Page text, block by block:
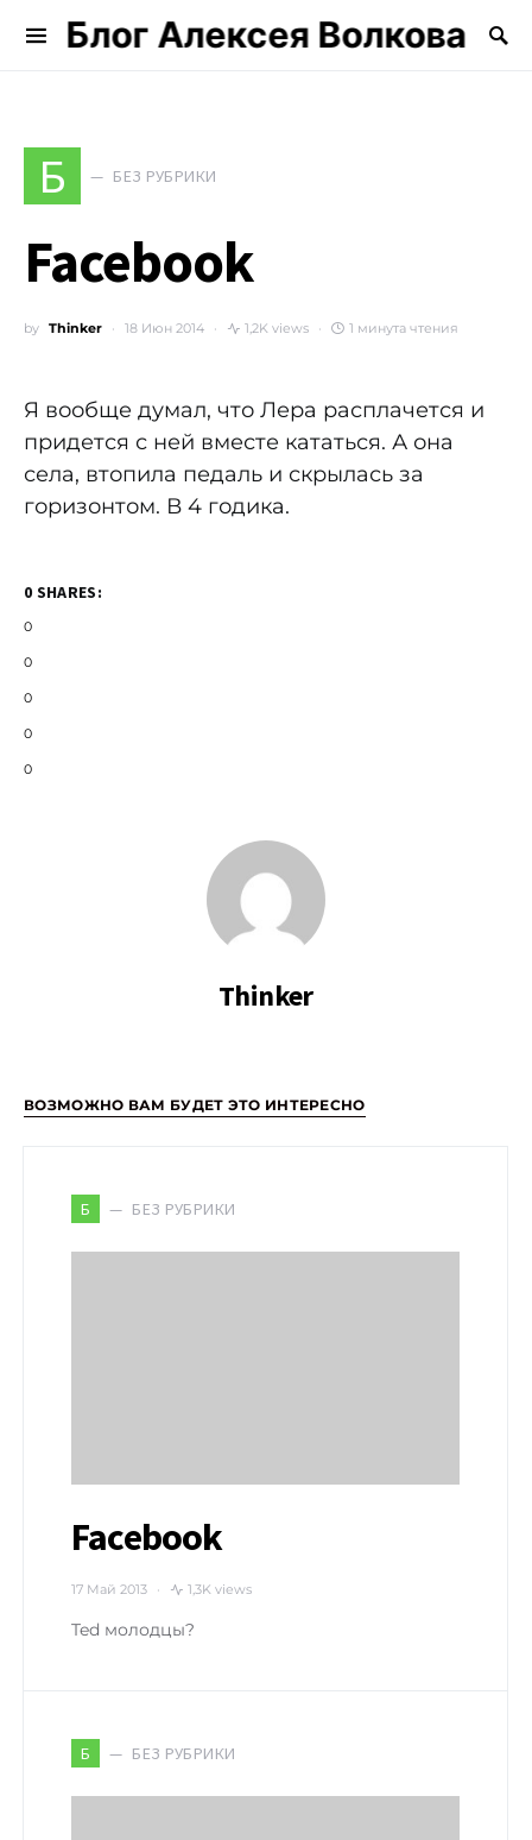
Блог Алексея Волкова
Search for:
Б БЕЗ РУБРИКИ
Facebook
by Thinker 18 Июн 2014 1,2K views 1 минута чтения
Я вообще думал, что Лера расплачется и
придется с ней вместе кататься. А она
села, втопила педаль и скрылась за
горизонтом. В 4 годика.
0 SHARES:
0
0
0
0
0
Thinker
ВОЗМОЖНО ВАМ БУДЕТ ЭТО ИНТЕРЕСНО
Б БЕЗ РУБРИКИ
Facebook
17 Май 2013 1,3K views
Ted молодцы?
Б БЕЗ РУБРИКИ